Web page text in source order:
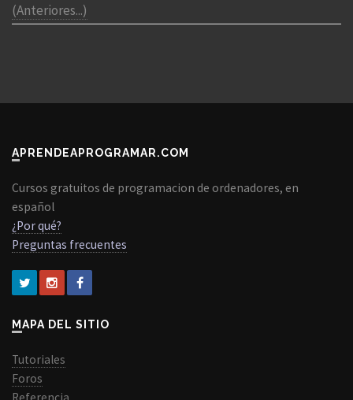
(Anteriores...)
APRENDEAPROGRAMAR.COM
Cursos gratuitos de programacion de ordenadores, en
español
¿Por qué?
Preguntas frecuentes
MAPA DEL SITIO
Tutoriales
Foros